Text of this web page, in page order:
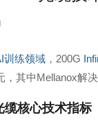
训练领域 ，200G
其中Mellanox解
缆核心技术指标